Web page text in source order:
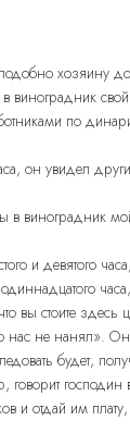
хозяину
в виноградник свой
по
он увидел
виноградник
и девятого
вы стоите
нас не нанял».
будет,
говорит
и отдай им